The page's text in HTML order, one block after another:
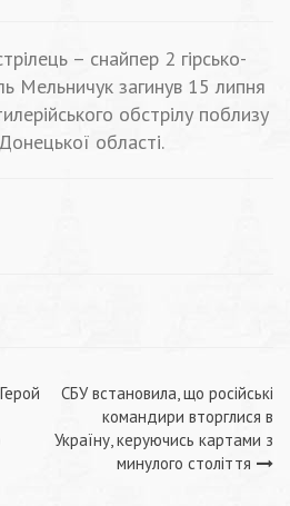
– снайпер 2 гірсько-
Мельничук загинув 15 липня
обстрілу поблизу
області.
СБУ встановила, що російські
командири вторглися в
Україну, керуючись картами з
минулого століття